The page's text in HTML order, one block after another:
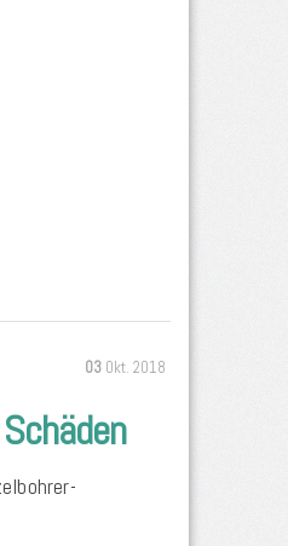
03 Okt. 2018